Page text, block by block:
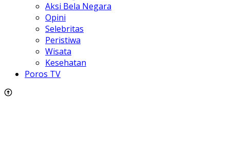
Aksi Bela Negara
Opini
Selebritas
Peristiwa
Wisata
Kesehatan
Poros TV